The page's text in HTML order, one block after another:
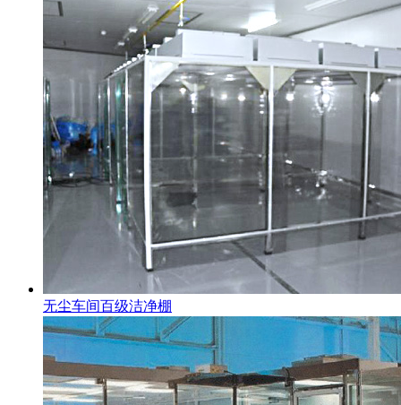
无尘车间百级洁净棚